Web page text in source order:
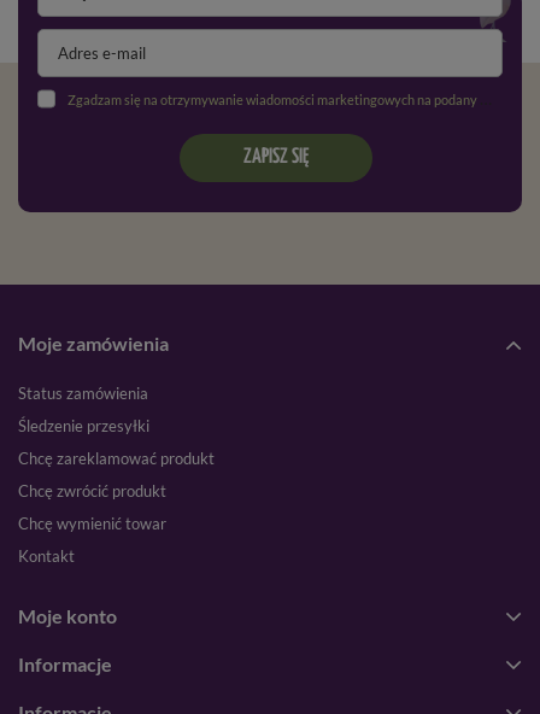
Zgadzam się na otrzymywanie wiadomości marketingowych na podany adres e-mail oraz przetwarzanie danych osobowych zgodnie z
ZAPISZ SIĘ
Moje zamówienia
Status zamówienia
Śledzenie przesyłki
Chcę zareklamować produkt
Chcę zwrócić produkt
Chcę wymienić towar
Kontakt
Moje konto
Informacje